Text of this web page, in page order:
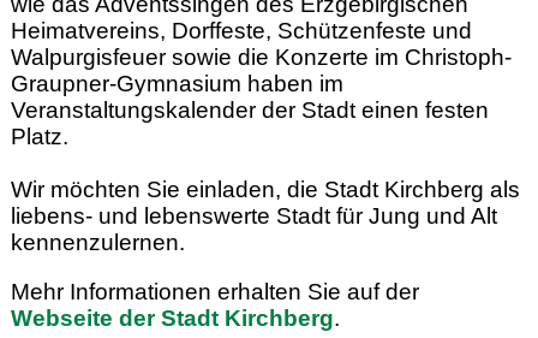
Heimatvereins, Dorffeste, Schützenfeste und
Walpurgisfeuer sowie die Konzerte im Christoph-
Graupner-Gymnasium haben im
Veranstaltungskalender der Stadt einen festen
Platz.
Wir möchten Sie einladen, die Stadt Kirchberg als
liebens- und lebenswerte Stadt für Jung und Alt
kennenzulernen.
Mehr Informationen erhalten Sie auf der
Webseite der Stadt Kirchberg.